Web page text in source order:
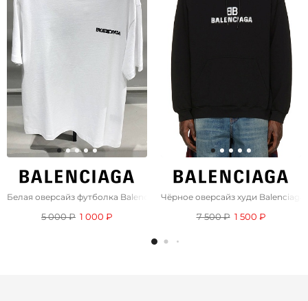
Белая оверсайз футболка Balenciaga
5 000 ₽ 1 000 ₽
Чёрное оверсайз худи Balenciaga
7 500 ₽ 1 500 ₽